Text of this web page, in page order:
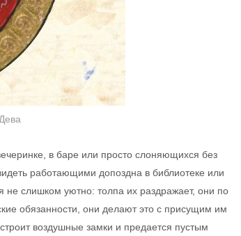
в баре или просто слоняющихся без
работающими допоздна в библиотеке или
слишком уютно: толпа их раздражает, они по
обязанности, они делают это с присущим им
воздушные замки и предается пустым